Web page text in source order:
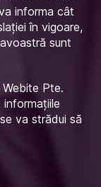
informa cât
în vigoare,
sunt
Pte.
va strădui să